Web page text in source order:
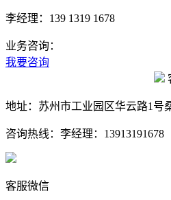
李经理：139 1319 1678
业务咨询：
我要咨询
地址： 苏州市工业园区华云路1号
咨询热线： 李经理：13913191678
客服微信